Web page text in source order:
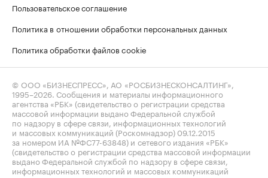
Пользовательское соглашение
Политика в отношении обработки персональных данных
Политика обработки файлов cookie
© ООО «БИЗНЕСПРЕСС», АО «РОСБИЗНЕСКОНСАЛТИНГ»,
1995–2026. Сообщения и материалы информационного
агентства «РБК» (свидетельство о регистрации средства
массовой информации выдано Федеральной службой
по надзору в сфере связи, информационных технологий
и массовых коммуникаций (Роскомнадзор) 09.12.2015
за номером ИА №ФС77-63848) и сетевого издания «РБК»
(свидетельство о регистрации средства массовой информации
выдано Федеральной службой по надзору в сфере связи,
информационных технологий и массовых коммуникаций